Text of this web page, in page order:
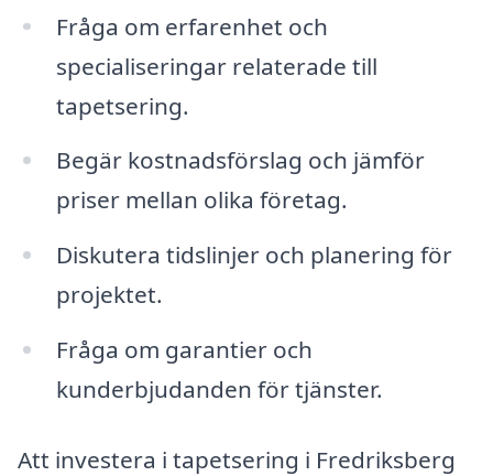
Fråga om erfarenhet och
specialiseringar relaterade till
tapetsering.
Begär kostnadsförslag och jämför
priser mellan olika företag.
Diskutera tidslinjer och planering för
projektet.
Fråga om garantier och
kunderbjudanden för tjänster.
Att investera i tapetsering i Fredriksberg